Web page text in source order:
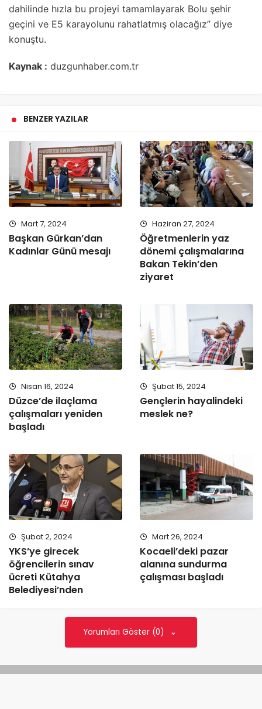
dahilinde hızla bu projeyi tamamlayarak Bolu şehir
geçini ve E5 karayolunu rahatlatmış olacağız” diye
konuştu.
Kaynak : duzgunhaber.com.tr
BENZER YAZILAR
Mart 7, 2024
Başkan Gürkan’dan
Kadınlar Günü mesajı
Haziran 27, 2024
Öğretmenlerin yaz
dönemi çalışmalarına
Bakan Tekin’den
ziyaret
Nisan 16, 2024
Düzce’de ilaçlama
çalışmaları yeniden
başladı
Şubat 15, 2024
Gençlerin hayalindeki
meslek ne?
Şubat 2, 2024
YKS’ye girecek
öğrencilerin sınav
ücreti Kütahya
Belediyesi’nden
Mart 26, 2024
Kocaeli’deki pazar
alanına sundurma
çalışması başladı
Yorumları Göster (0)